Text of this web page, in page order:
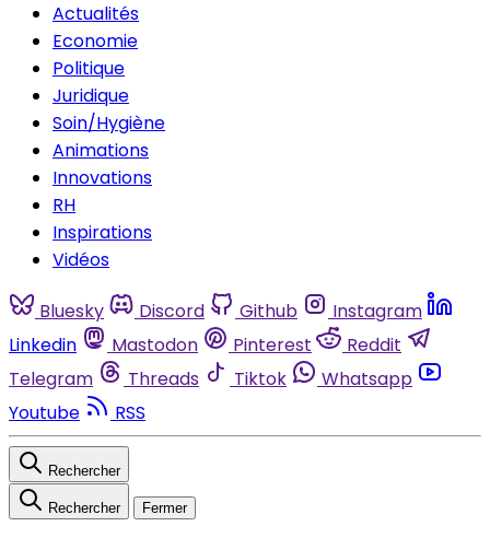
Actualités
Economie
Politique
Juridique
Soin/Hygiène
Animations
Innovations
RH
Inspirations
Vidéos
Bluesky Discord Github
Instagram
Linkedin
Mastodon Pinterest
Reddit
Telegram
Threads Tiktok
Whatsapp
Youtube
RSS
Rechercher
Rechercher Fermer